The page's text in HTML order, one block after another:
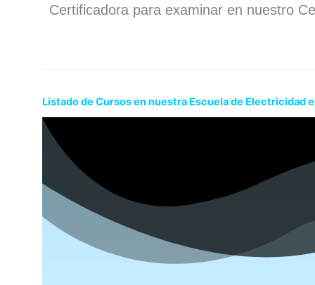
Certificadora para examinar en nuestro
Listado de Cursos en nuestra Escuela de Electricidad